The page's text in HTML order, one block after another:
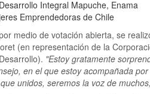
Integral Mapuche, Enama
Emprendedoras de Chile
medio de votación abierta, se
(en representación de la
"Estoy gratamente
en el que estoy acompañada
unidos, seremos la voz de